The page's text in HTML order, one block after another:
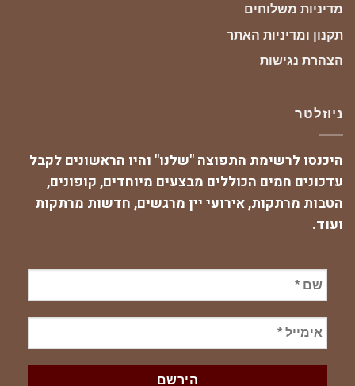
מדיניות משלוחים
תקנון ומדיניות האתר
הצהרת נגישות
ניוזלטר
היכנסו לרשימת התפוצה "שלנו" והיו הראשונים לקבל
עדכונים חמים הכוללים מבצעים מיוחדים, קופונים,
הטבות מרתקות, אירועי יין מרגשים, חדשות מרתקות
ועוד.